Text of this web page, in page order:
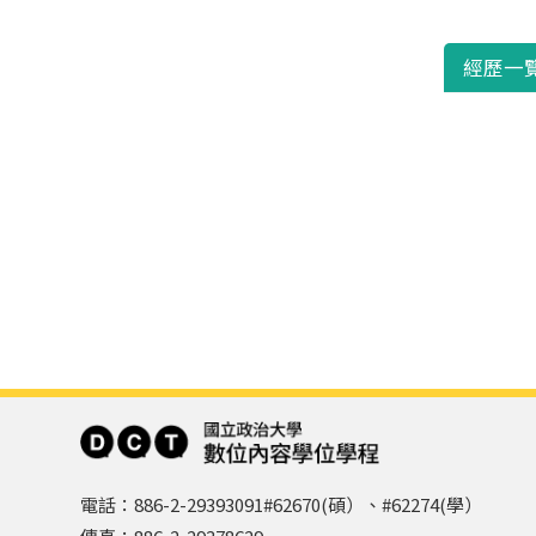
經歷一
電話：886-2-29393091#62670(碩）、#62274(學）